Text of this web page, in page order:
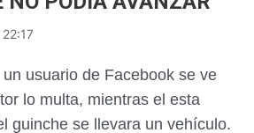
22:17
usuario de Facebook se ve
lo multa, mientras el esta
guinche se llevara un vehículo.